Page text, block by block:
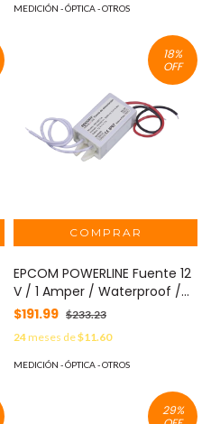
MEDICIÓN - ÓPTICA - OTROS
18%
OFF
EPCOM POWERLINE Fuente 12
V / 1 Amper / Waterproof /
Intemperie grado IP67 MOD:
$191.99 $233.23
24meses de$11.60
MEDICIÓN - ÓPTICA - OTROS
29%